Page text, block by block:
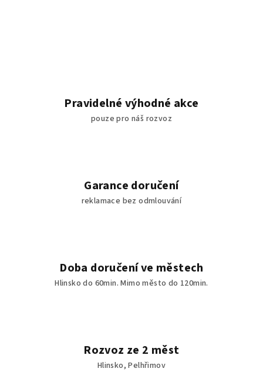
Pravidelné výhodné akce
pouze pro náš rozvoz
Garance doručení
reklamace bez odmlouvání
Doba doručení ve městech
Hlinsko do 60min. Mimo město do 120min.
Rozvoz ze 2 měst
Hlinsko, Pelhřimov